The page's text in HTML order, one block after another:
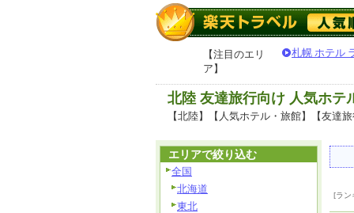
【注目のエリ
ア】
札幌 ホテル
北陸 友達旅行向け 人気ホテ
【北陸】【人気ホテル・旅館】【友達
[ラン
エリアで絞り込む
全国
北海道
東北